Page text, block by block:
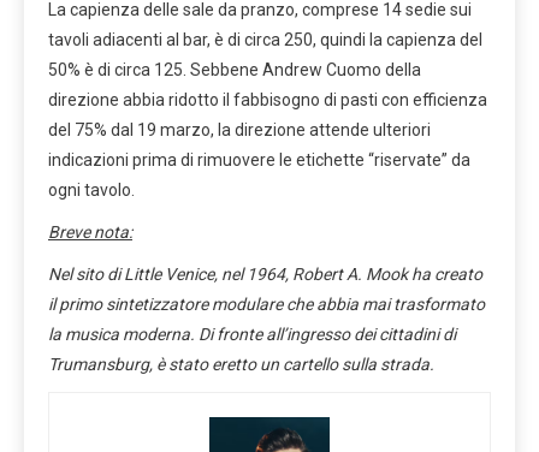
La capienza delle sale da pranzo, comprese 14 sedie sui
tavoli adiacenti al bar, è di circa 250, quindi la capienza del
50% è di circa 125. Sebbene Andrew Cuomo della
direzione abbia ridotto il fabbisogno di pasti con efficienza
del 75% dal 19 marzo, la direzione attende ulteriori
indicazioni prima di rimuovere le etichette “riservate” da
ogni tavolo.
Breve nota:
Nel sito di Little Venice, nel 1964, Robert A. Mook ha creato
il primo sintetizzatore modulare che abbia mai trasformato
la musica moderna. Di fronte all’ingresso dei cittadini di
Trumansburg, è stato eretto un cartello sulla strada.